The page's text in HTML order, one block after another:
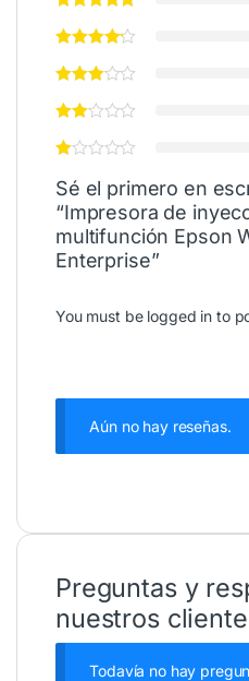
Sé el primero en
“Impresora de
multifunción Epson
Enterprise”
You must be logged in to
Aún no hay reseñas.
Preguntas y
nuestros
Todavía no hay